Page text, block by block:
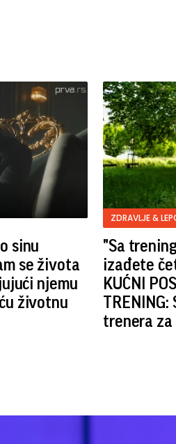
sinu
se života
njemu
životnu
ZDRAVLJE &
"Sa
izađete
KUĆNI
trenera za